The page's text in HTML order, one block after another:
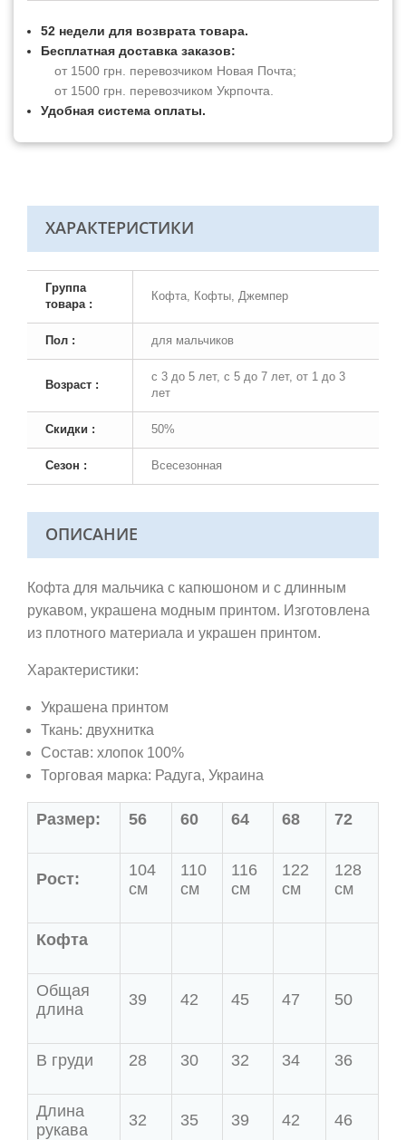
52 недели для возврата товара.
Бесплатная доставка заказов:
от 1500 грн. перевозчиком Новая Почта;
от 1500 грн. перевозчиком Укрпочта.
Удобная система оплаты.
ХАРАКТЕРИСТИКИ
Группа
товара :
Кофта, Кофты, Джемпер
Пол : для мальчиков
Возраст :
с 3 до 5 лет, с 5 до 7 лет, от 1 до 3
лет
Скидки : 50%
Сезон : Всесезонная
ОПИСАНИЕ
Кофта для мальчика c капюшоном и с длинным
рукавом, украшена модным принтом. Изготовлена
из плотного материала и украшен принтом.
Характеристики:
Украшена принтом
Ткань: двухнитка
Состав: хлопок 100%
Торговая марка: Радуга, Украина
Размер: 56 60 64 68 72
Рост:
104
см
110
см
116
см
122
см
128
см
Кофта
Общая
длина
39 42 45 47 50
В груди 28 30 32 34 36
Длина
рукава
32 35 39 42 46